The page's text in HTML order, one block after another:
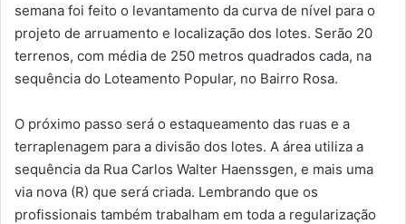
semana foi feito o levantamento da curva de nível para o
projeto de arruamento e localização dos lotes. Serão 20
terrenos, com média de 250 metros quadrados cada, na
sequência do Loteamento Popular, no Bairro Rosa.
O próximo passo será o estaqueamento das ruas e a
terraplenagem para a divisão dos lotes. A área utiliza a
sequência da Rua Carlos Walter Haenssgen, e mais uma
via nova (R) que será criada. Lembrando que os
profissionais também trabalham em toda a regularização